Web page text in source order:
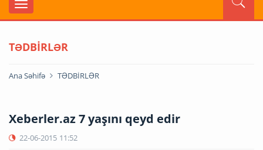
TƏDBİRLƏR
Ana Səhifə TƏDBİRLƏR
Xeberler.az 7 yaşını qeyd edir
22-06-2015 11:52